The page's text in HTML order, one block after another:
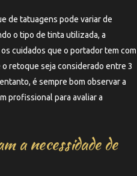
de tatuagens pode variar de
o tipo de tinta utilizada, a
cuidados que o portador tem com
retoque seja considerado entre 3
é sempre bom observar a
profissional para avaliar a
a necessidade de